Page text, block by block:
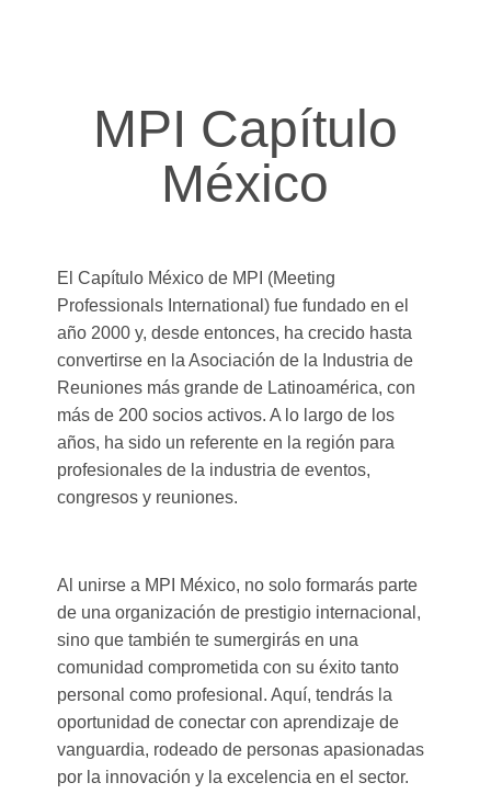
MPI Capítulo
México
El Capítulo México de MPI (Meeting
Professionals International) fue fundado en el
año 2000 y, desde entonces, ha crecido hasta
convertirse en la Asociación de la Industria de
Reuniones más grande de Latinoamérica, con
más de 200 socios activos. A lo largo de los
años, ha sido un referente en la región para
profesionales de la industria de eventos,
congresos y reuniones.
Al unirse a MPI México, no solo formarás parte
de una organización de prestigio internacional,
sino que también te sumergirás en una
comunidad comprometida con su éxito tanto
personal como profesional. Aquí, tendrás la
oportunidad de conectar con aprendizaje de
vanguardia, rodeado de personas apasionadas
por la innovación y la excelencia en el sector.